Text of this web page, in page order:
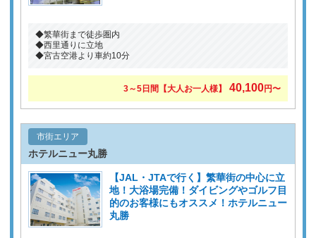
◆繁華街まで徒歩圏内
◆西里通りに立地
◆宮古空港より車約10分
3～5日間【大人お一人様】 40,100円〜
市街エリア
ホテルニュー丸勝
【JAL・JTAで行く】繁華街の中心に立
地！大浴場完備！ダイビングやゴルフ目
的のお客様にもオススメ！ホテルニュー
丸勝